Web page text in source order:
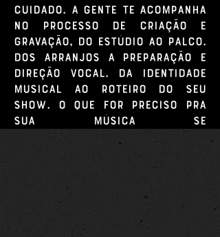
cuidado. A gente te acompanha
no processo de criação e
gravação, do estúdio ao palco.
Dos arranjos a preparação e
direção vocal. Da identidade
musical ao roteiro do seu
show. O que for preciso pra
sua música se
profissionalizar sem perder